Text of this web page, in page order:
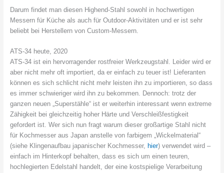
Darum findet man diesen Highend-Stahl sowohl in hochwertigen
Messern für Küche als auch für Outdoor-Aktivitäten und er ist sehr
beliebt bei Herstellern von Custom-Messern.
ATS-34 heute, 2020
ATS-34 ist ein hervorragender rostfreier Werkzeugstahl. Leider wird er
aber nicht mehr oft importiert, da er einfach zu teuer ist! Lieferanten
können es sich schlicht nicht mehr leisten ihn zu importieren, so dass
es immer schwieriger wird ihn zu bekommen. Dennoch: trotz der
ganzen neuen „Superstähle“ ist er weiterhin interessant wenn extreme
Zähigkeit bei gleichzeitig hoher Härte und Verschleißfestigkeit
gefordert ist. Wer sich nun fragt warum dieser großartige Stahl nicht
für Kochmesser aus Japan anstelle von farbigem „Wickelmaterial“
(siehe Klingenaufbau japanischer Kochmesser, hier) verwendet wird –
einfach im Hinterkopf behalten, dass es sich um einen teuren,
hochlegierten Edelstahl handelt, der eine kostspielige Verarbeitung